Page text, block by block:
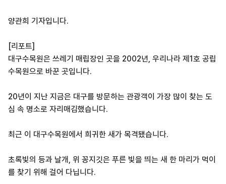
양관희 기자입니다.
[리포트]
대구수목원은 쓰레기 매립장인 곳을 2002년, 우리나라 제1호 공립
수목원으로 바꾼 곳입니다.
20년이 지난 지금은 대구를 방문하는 관광객이 가장 많이 찾는 도
심 속 명소로 자리매김했습니다.
최근 이 대구수목원에서 희귀한 새가 목격됐습니다.
초록빛의 등과 날개, 위 꽁지깃은 푸른 빛을 띄는 새 한 마리가 먹이
를 찾기 위해 걸어 다닙니다.